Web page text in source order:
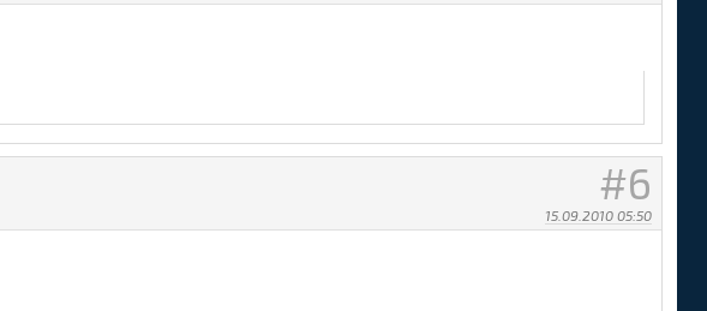
6
15.09.2010 05:50